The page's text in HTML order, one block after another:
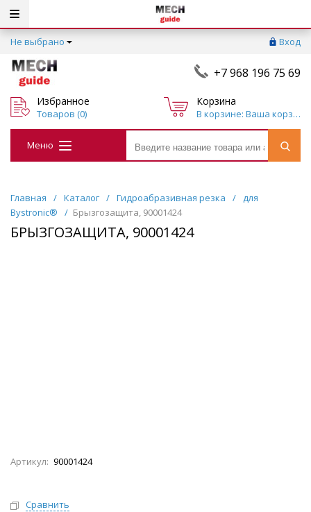
Не выбрано Вход
+7 968 196 75 69
Избранное
Товаров (0)
Корзина
Ваша корзина пуста
Меню
Главная / Каталог / Гидроабразивная резка / для
Bystronic®
/ Брызгозащита, 90001424
БРЫЗГОЗАЩИТА, 90001424
Артикул: 90001424
Сравнить